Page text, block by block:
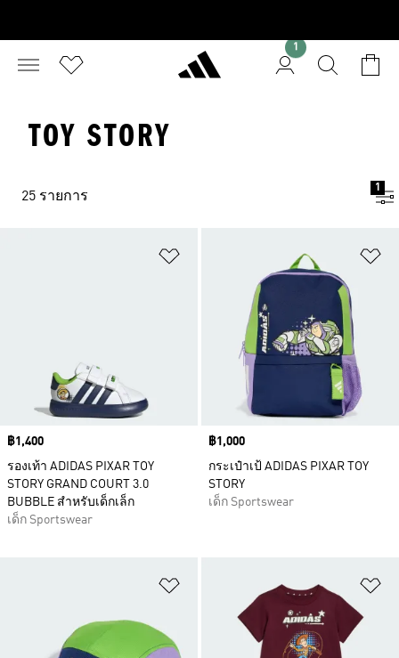
1
TOY STORY
25 รายการ
1
เพิ่มไปยังรายการสินค้าโปรด
Price
฿1,400
รองเท้า ADIDAS PIXAR TOY
STORY GRAND COURT 3.0
BUBBLE สำหรับเด็กเล็ก
เด็ก Sportswear
Price
฿1,000
กระเป๋าเป้ ADIDAS PIXAR TOY
STORY
เด็ก Sportswear
เพิ่มไปยังรายการสินค้าโปรด